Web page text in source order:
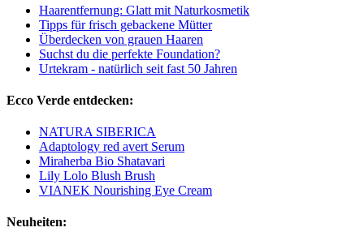
Haarentfernung: Glatt mit Naturkosmetik
Tipps für frisch gebackene Mütter
Überdecken von grauen Haaren
Suchst du die perfekte Foundation?
Urtekram - natürlich seit fast 50 Jahren
Ecco Verde entdecken:
NATURA SIBERICA
Adaptology red avert Serum
Miraherba Bio Shatavari
Lily Lolo Blush Brush
VIANEK Nourishing Eye Cream
Neuheiten: